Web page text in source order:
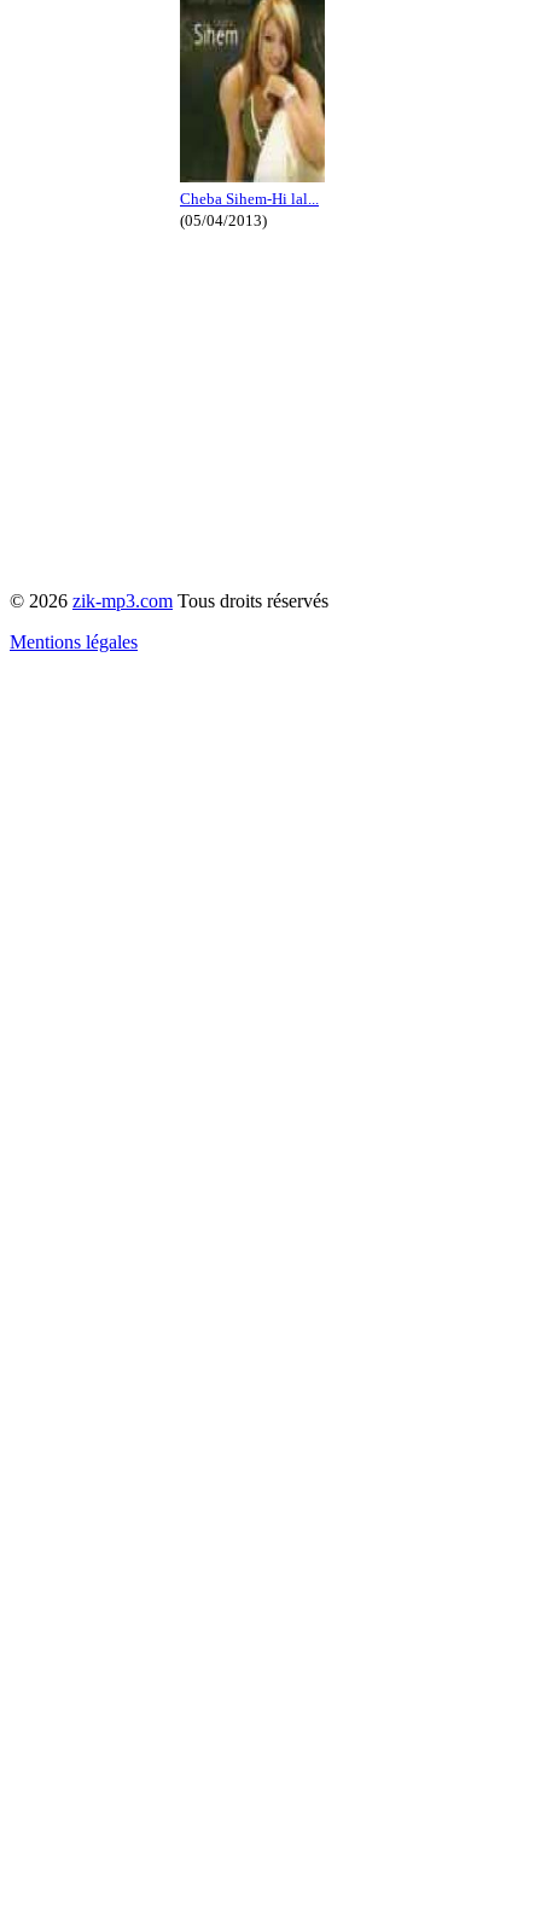
Cheba Sihem-Hi lal...
(05/04/2013)
© 2026 zik-mp3.com Tous droits réservés
Mentions légales